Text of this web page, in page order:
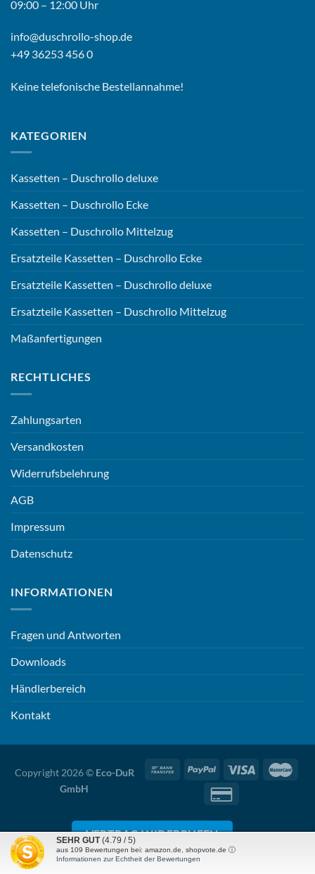
09:00 – 12:00 Uhr
info@duschrollo-shop.de
+49 36253 456 0
Keine telefonische Bestellannahme!
KATEGORIEN
Kassetten – Duschrollo deluxe
Kassetten – Duschrollo Ecke
Kassetten – Duschrollo Mittelzug
Ersatzteile Kassetten – Duschrollo Ecke
Ersatzteile Kassetten – Duschrollo deluxe
Ersatzteile Kassetten – Duschrollo Mittelzug
Maßanfertigungen
RECHTLICHES
Zahlungsarten
Versandkosten
Widerrufsbelehrung
AGB
Impressum
Datenschutz
INFORMATIONEN
Fragen und Antworten
Downloads
Händlerbereich
Kontakt
Copyright 2026 © Eco-DuR
GmbH
VERTRAG WIDERRUFEN
SEHR GUT (4.79 / 5)
aus 109 Bewertungen bei: amazon.de, shopvote.de ⓘ
Informationen zur Echtheit der Bewertungen